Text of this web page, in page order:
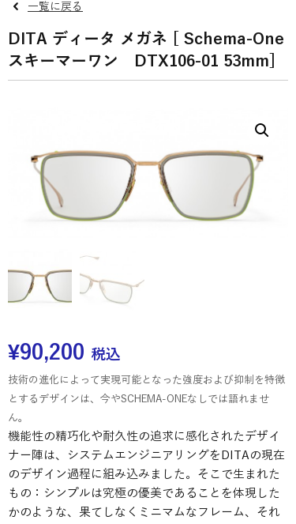
一覧に戻る
DITA ディータ メガネ [ Schema-One
スキーマーワン DTX106-01 53mm]
¥90,200 税込
技術の進化によって実現可能となった強度および抑制を特徴
とするデザインは、今やSCHEMA-ONEなしでは語れませ
ん。
機能性の精巧化や耐久性の追求に感化されたデザイ
ナー陣は、システムエンジニアリングをDITAの現在
のデザイン過程に組み込みました。そこで生まれた
もの：シンプルは究極の優美であることを体現した
かのような、果てしなくミニマムなフレーム、それ